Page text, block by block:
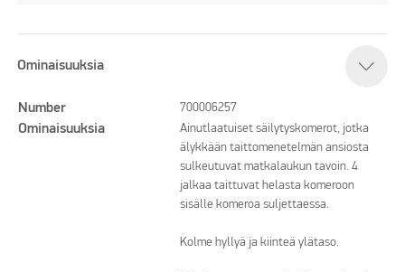
Ominaisuuksia
Number 700006257
Ominaisuuksia
Ainutlaatuiset säilytyskomerot, jotka
älykkään taittomenetelmän ansiosta
sulkeutuvat matkalaukun tavoin. 4
jalkaa taittuvat helasta komeroon
sisälle komeroa suljettaessa.
Kolme hyllyä ja kiinteä ylätaso.